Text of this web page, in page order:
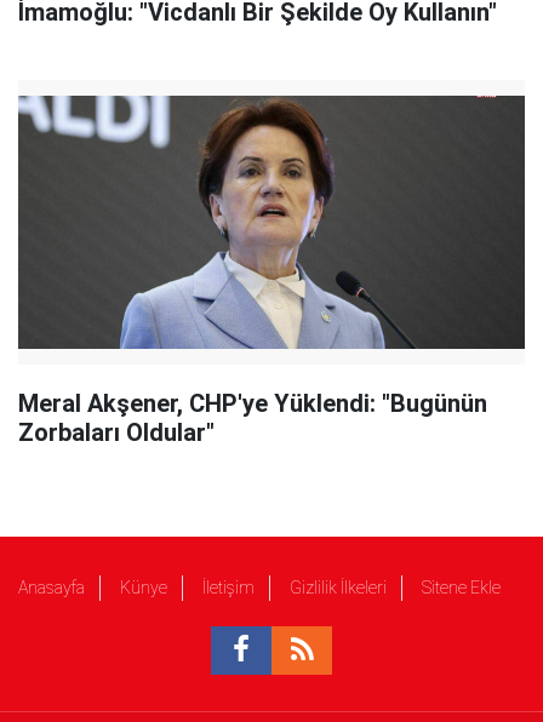
İmamoğlu: "Vicdanlı Bir Şekilde Oy Kullanın"
Meral Akşener, CHP'ye Yüklendi: "Bugünün
Zorbaları Oldular"
Anasayfa Künye İletişim Gizlilik İlkeleri Sitene Ekle